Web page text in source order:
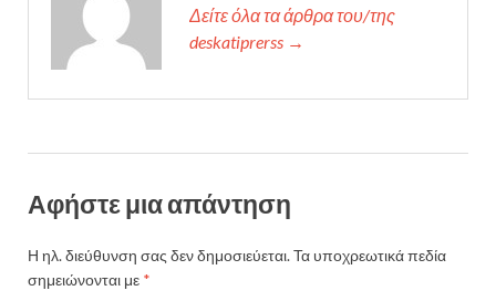
Δείτε όλα τα άρθρα του/της
deskatiprerss →
Αφήστε μια απάντηση
Η ηλ. διεύθυνση σας δεν δημοσιεύεται.Τα υποχρεωτικά πεδία
σημειώνονται με *